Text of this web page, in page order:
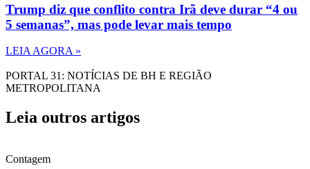
Trump diz que conflito contra Irã deve durar “4 ou
5 semanas”, mas pode levar mais tempo
LEIA AGORA »
PORTAL 31: NOTÍCIAS DE BH E REGIÃO
METROPOLITANA
Leia outros artigos
Contagem